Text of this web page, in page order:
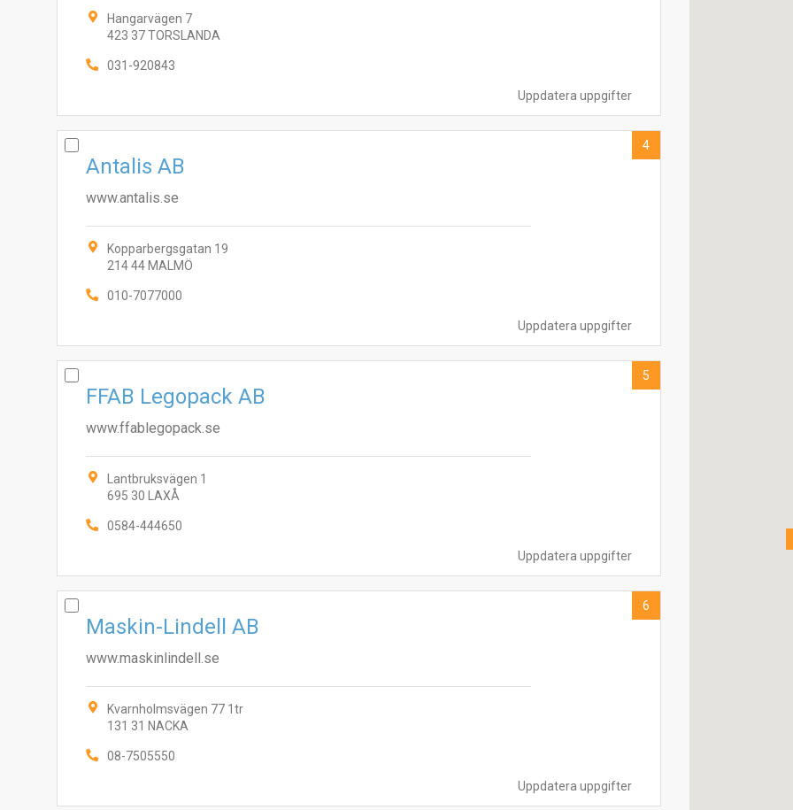
Uppdatera uppgifter
Hangarvägen 7
423 37 TORSLANDA
031-920843
Uppdatera uppgifter
Antalis AB
www.antalis.se
Kopparbergsgatan 19
214 44 MALMÖ
010-7077000
4
Uppdatera uppgifter
FFAB Legopack AB
www.ffablegopack.se
Lantbruksvägen 1
695 30 LAXÅ
0584-444650
5
Uppdatera uppgifter
Maskin-Lindell AB
www.maskinlindell.se
Kvarnholmsvägen 77 1tr
131 31 NACKA
08-7505550
6